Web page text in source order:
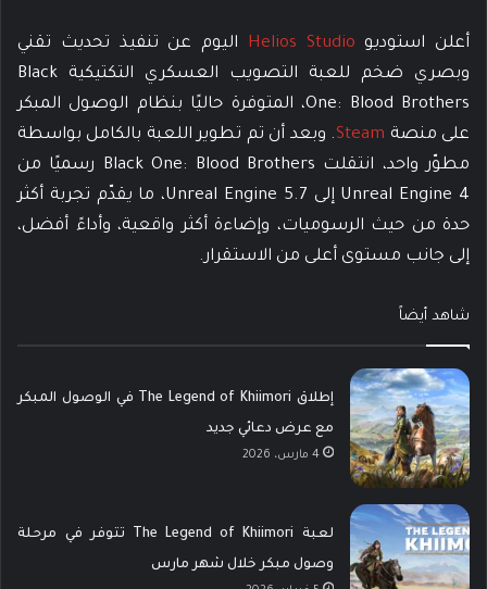
أعلن استوديو Helios Studio اليوم عن تنفيذ تحديث تقني
وبصري ضخم للعبة التصويب العسكري التكتيكية Black
One: Blood Brothers، المتوفرة حاليًا بنظام الوصول المبكر
على منصة Steam. وبعد أن تم تطوير اللعبة بالكامل بواسطة
مطوّر واحد، انتقلت Black One: Blood Brothers رسميًا من
Unreal Engine 4 إلى Unreal Engine 5.7، ما يقدّم تجربة أكثر
حدة من حيث الرسوميات، وإضاءة أكثر واقعية، وأداءً أفضل،
إلى جانب مستوى أعلى من الاستقرار.
شاهد أيضاً
إطلاق The Legend of Khiimori في الوصول المبكر
مع عرض دعائي جديد
4 مارس، 2026
لعبة The Legend of Khiimori تتوفر في مرحلة
وصول مبكر خلال شهر مارس